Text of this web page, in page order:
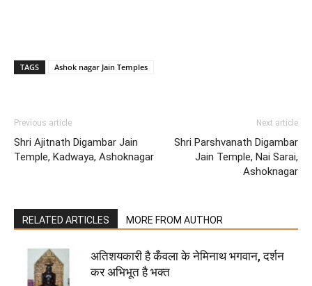
TAGS Ashok nagar Jain Temples
Previous article
Shri Ajitnath Digambar Jain
Temple, Kadwaya, Ashoknagar
Next article
Shri Parshvanath Digambar
Jain Temple, Nai Sarai,
Ashoknagar
RELATED ARTICLES MORE FROM AUTHOR
अतिशयकारी है कँवला के नेमिनाथ भगवान, दर्शन
कर अभिभूत है भक्त